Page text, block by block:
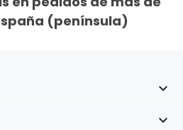
(península)

